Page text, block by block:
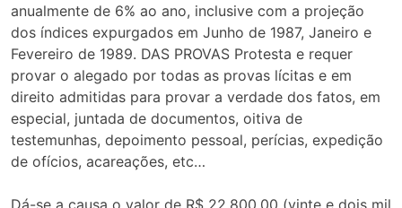
anualmente de 6% ao ano, inclusive com a projeção
dos índices expurgados em Junho de 1987, Janeiro e
Fevereiro de 1989. DAS PROVAS Protesta e requer
provar o alegado por todas as provas lícitas e em
direito admitidas para provar a verdade dos fatos, em
especial, juntada de documentos, oitiva de
testemunhas, depoimento pessoal, perícias, expedição
de ofícios, acareações, etc…